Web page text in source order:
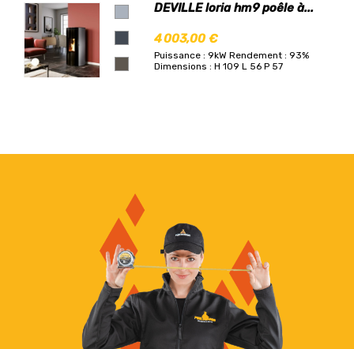
DEVILLE loria hm9 poêle à...
4 003,00 €
Puissance : 9kW Rendement : 93%
Dimensions : H 109 L 56 P 57